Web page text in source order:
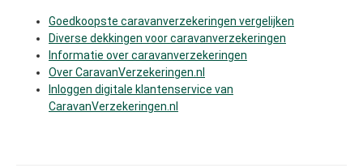
Goedkoopste caravanverzekeringen vergelijken
Diverse dekkingen voor caravanverzekeringen
Informatie over caravanverzekeringen
Over CaravanVerzekeringen.nl
Inloggen digitale klantenservice van
CaravanVerzekeringen.nl